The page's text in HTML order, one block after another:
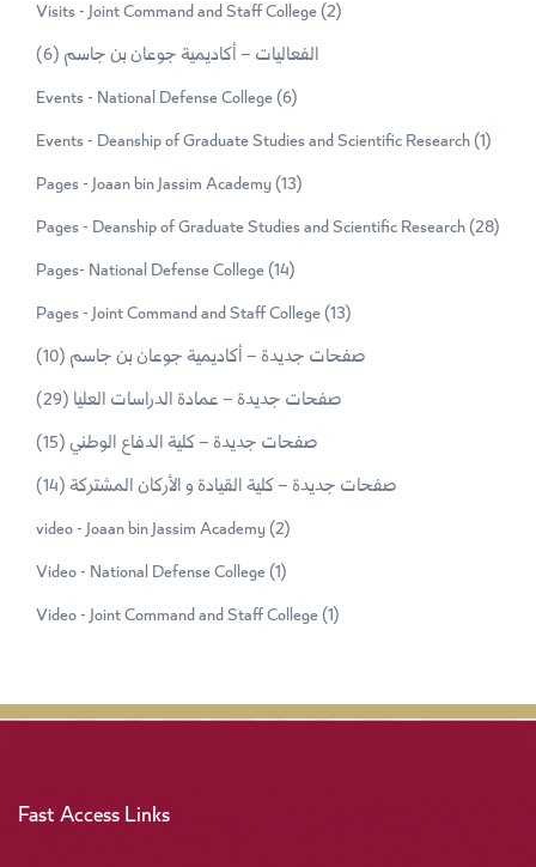
Visits - Joint Command and Staff College(2)
الفعاليات – أكاديمية جوعان بن جاسم (6)
Events - National Defense College(6)
Events - Deanship of Graduate Studies and Scientific Research(1)
Pages - Joaan bin Jassim Academy(13)
Pages - Deanship of Graduate Studies and Scientific Research(28)
Pages- National Defense College(14)
Pages - Joint Command and Staff College(13)
صفحات جديدة – أكاديمية جوعان بن جاسم (10)
صفحات جديدة – عمادة الدراسات العليا (29)
صفحات جديدة – كلية الدفاع الوطني (15)
صفحات جديدة – كلية القيادة و الأركان المشتركة (14)
video - Joaan bin Jassim Academy(2)
Video - National Defense College(1)
Video - Joint Command and Staff College(1)
Fast Access Links